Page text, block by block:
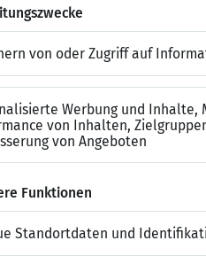
«Am Anfang zumeist
Followern kann ein Blog für
dafür dem Blogger oder
keine Grenzen, das sei